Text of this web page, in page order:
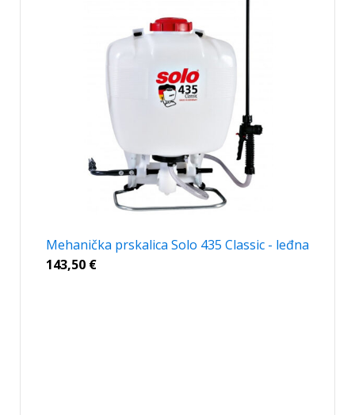
Mehanička prskalica Solo 435 Classic - leđna
143,50 €